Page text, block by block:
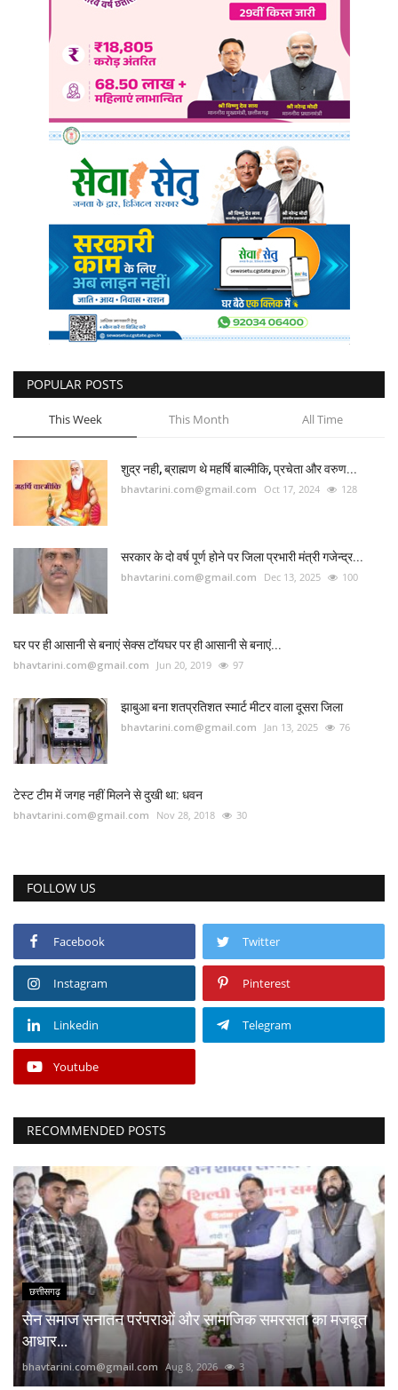
मनोरंजन
राशिफल
संपर्क
POPULAR POSTS
This Week This Month All Time
शुद्र नही, ब्राह्मण थे महर्षि बाल्मीकि, प्रचेता और वरुण...
bhavtarini.com@gmail.com Oct 17, 2024 128
सरकार के दो वर्ष पूर्ण होने पर जिला प्रभारी मंत्री गजेन्द्र...
bhavtarini.com@gmail.com Dec 13, 2025 100
घर पर ही आसानी से बनाएं सेक्स टॉयघर पर ही आसानी से बनाएं...
bhavtarini.com@gmail.com Jun 20, 2019 97
झाबुआ बना शतप्रतिशत स्मार्ट मीटर वाला दूसरा जिला
bhavtarini.com@gmail.com Jan 13, 2025 76
टेस्ट टीम में जगह नहीं मिलने से दुखी था: धवन
bhavtarini.com@gmail.com Nov 28, 2018 30
FOLLOW US
Facebook Twitter
Instagram Pinterest
Linkedin Telegram
Youtube
RECOMMENDED POSTS
छत्तीसगढ़
सेन समाज सनातन परंपराओं और सामाजिक समरसता का मजबूत
आधार...
bhavtarini.com@gmail.com Aug 8, 2026 3